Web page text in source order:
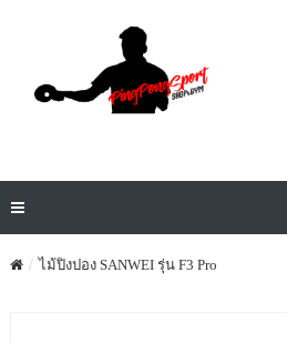
ไม้ปิงปอง SANWEI รุ่น F3 Pro